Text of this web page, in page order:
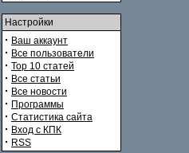
Настройки
· Ваш аккаунт
· Все пользователи
· Top 10 статей
· Все статьи
· Все новости
· Программы
· Статистика сайта
· Вход с КПК
· RSS